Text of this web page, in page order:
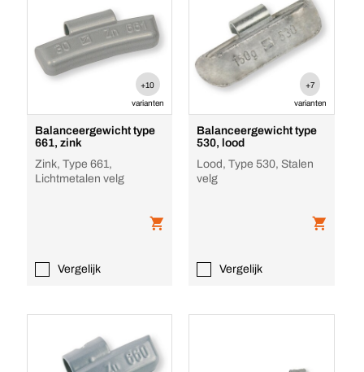
+10
varianten
Balanceergewicht type
661, zink
Zink, Type 661,
Lichtmetalen velg
Vergelijk
+7
varianten
Balanceergewicht type
530, lood
Lood, Type 530, Stalen
velg
Vergelijk